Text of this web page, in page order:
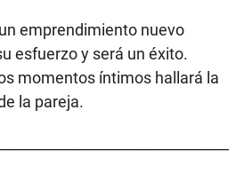
emprendimiento nuevo
esfuerzo y será un éxito.
momentos íntimos hallará la
la pareja.